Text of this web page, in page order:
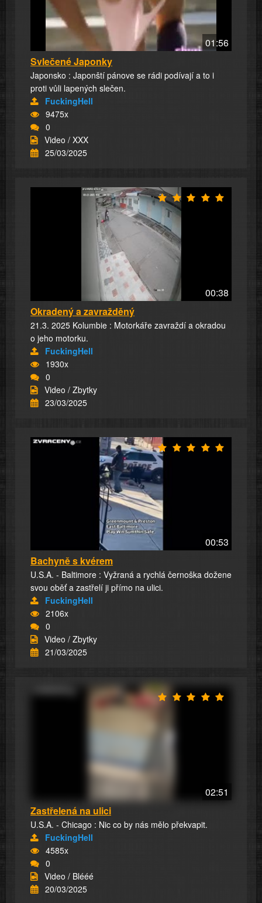
01:56
Svlečené Japonky
Japonsko : Japonští pánove se rádi podívají a to i
proti vůli lapených slečen.
FuckingHell
9475x
0
Video / XXX
25/03/2025
00:38
Okradený a zavražděný
21.3. 2025 Kolumbie : Motorkáře zavraždí a okradou
o jeho motorku.
FuckingHell
1930x
0
Video / Zbytky
23/03/2025
00:53
Bachyně s kvérem
U.S.A. - Baltimore : Vyžraná a rychlá černoška dožene
svou oběť a zastřelí ji přímo na ulici.
FuckingHell
2106x
0
Video / Zbytky
21/03/2025
02:51
Zastřelená na ulici
U.S.A. - Chicago : Nic co by nás mělo překvapit.
FuckingHell
4585x
0
Video / Blééé
20/03/2025